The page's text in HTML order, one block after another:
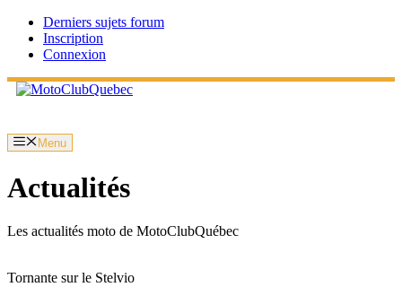
Aller
contenu
Derniers sujets forum
Inscription
Connexion
Menu
Actualités
Les actualités moto de MotoClubQuébec
Tornante sur le Stelvio